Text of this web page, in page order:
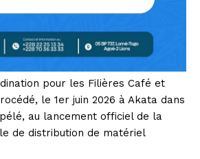
pour les Filières Café et
le 1er juin 2026 à Akata dans
au lancement officiel de la
de distribution de matériel